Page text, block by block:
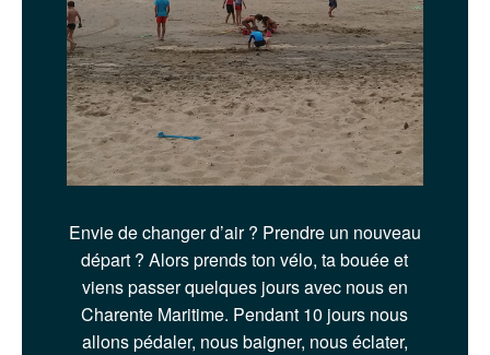
Envie de changer d’air ? Prendre un nouveau
départ ? Alors prends ton vélo, ta bouée et
viens passer quelques jours avec nous en
Charente Maritime. Pendant 10 jours nous
allons pédaler, nous baigner, nous éclater,